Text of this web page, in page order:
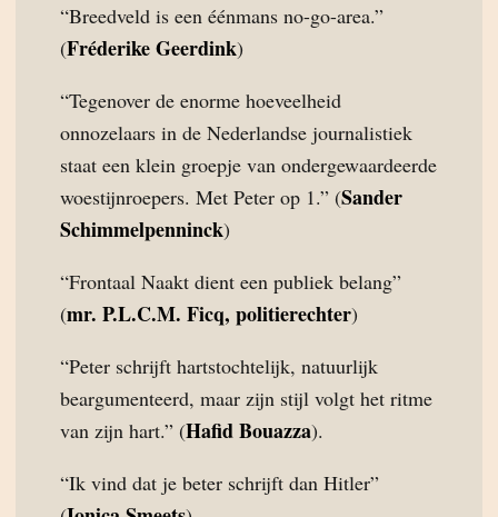
“Breedveld is een éénmans no-go-area.”
(Fréderike Geerdink)
“Tegenover de enorme hoeveelheid
onnozelaars in de Nederlandse journalistiek
staat een klein groepje van ondergewaardeerde
woestijnroepers. Met Peter op 1.” (Sander
Schimmelpenninck)
“Frontaal Naakt dient een publiek belang”
(mr. P.L.C.M. Ficq, politierechter)
“Peter schrijft hartstochtelijk, natuurlijk
beargumenteerd, maar zijn stijl volgt het ritme
van zijn hart.” (Hafid Bouazza).
“Ik vind dat je beter schrijft dan Hitler”